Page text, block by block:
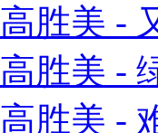
高胜美 -
高胜美 -
高胜美 -